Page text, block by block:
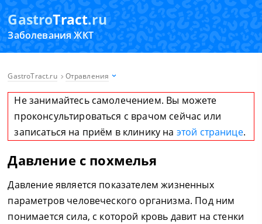
GastroTract.ru
Заболевания ЖКТ
GastroTract.ru Отравления
Не занимайтесь самолечением. Вы можете
проконсультироваться с врачом сейчас или
записаться на приём в клинику на этой странице.
Давление с похмелья
Давление является показателем жизненных
параметров человеческого организма. Под ним
понимается сила, с которой кровь давит на стенки